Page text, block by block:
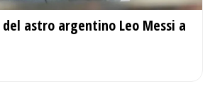
astro argentino Leo Messi a